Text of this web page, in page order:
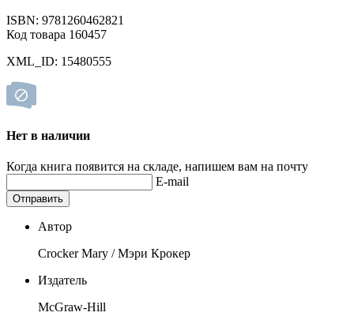
ISBN: 9781260462821
Код товара 160457
XML_ID: 15480555
Нет в наличии
Когда книга появится на складе, напишем вам на почту
E-mail
Отправить
Автор
Crocker Mary / Мэри Крокер
Издатель
McGraw-Hill